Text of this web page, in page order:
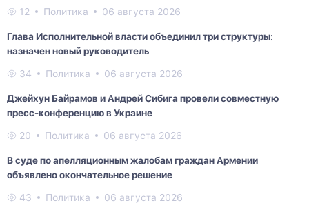
12 Политика 06 августа 2026
Глава Исполнительной власти объединил три структуры:
назначен новый руководитель
34 Политика 06 августа 2026
Джейхун Байрамов и Андрей Сибига провели совместную
пресс-конференцию в Украине
20 Политика 06 августа 2026
В суде по апелляционным жалобам граждан Армении
объявлено окончательное решение
43 Политика 06 августа 2026